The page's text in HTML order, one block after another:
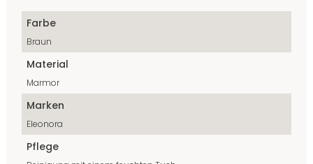
Farbe
Braun
Material
Marmor
Marken
Eleonora
Pflege